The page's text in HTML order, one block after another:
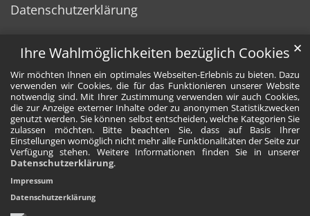
Ihre Wahlmöglichkeiten bezüglich Cookies
Wir möchten Ihnen ein optimales Webseiten-Erlebnis zu bieten. Dazu
verwenden wir Cookies, die für das Funktionieren unserer Website
notwendig sind. Mit Ihrer Zustimmung verwenden wir auch Cookies,
die zur Anzeige externer Inhalte oder zu anonymen Statistikzwecken
genutzt werden. Sie können selbst entscheiden, welche Kategorien Sie
zulassen möchten. Bitte beachten Sie, dass auf Basis Ihrer
Einstellungen womöglich nicht mehr alle Funktionalitäten der Seite zur
Verfügung stehen. Weitere Informationen finden Sie in unserer
Datenschutzerklärung.
✕
Impressum
Datenschutzerklärung
Datenschutzerklärung